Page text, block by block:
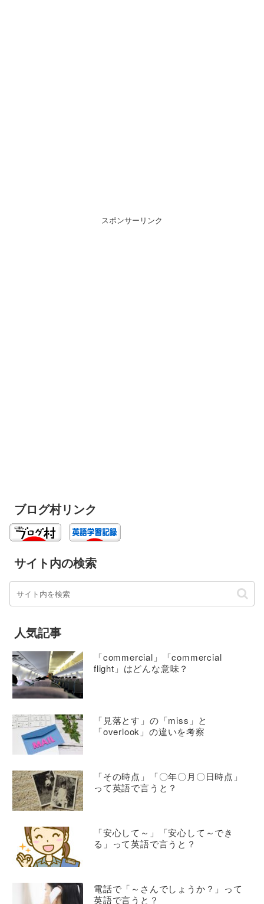
スポンサーリンク
ブログ村リンク
サイト内の検索
人気記事
「commercial」「commercial
flight」はどんな意味？
「見落とす」の「miss」と
「overlook」の違いを考察
「その時点」「〇年〇月〇日時点」
って英語で言うと？
「安心して～」「安心して～でき
る」って英語で言うと？
電話で「～さんでしょうか？」って
英語で言うと？